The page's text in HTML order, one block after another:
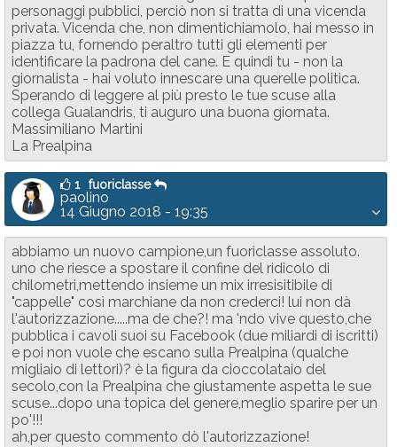
personaggi pubblici, perciò non si tratta di una vicenda
privata. Vicenda che, non dimentichiamolo, hai messo in
piazza tu, fornendo peraltro tutti gli elementi per
identificare la padrona del cane. E quindi tu - non la
giornalista - hai voluto innescare una querelle politica.
Sperando di leggere al più presto le tue scuse alla
collega Gualandris, ti auguro una buona giornata.
Massimiliano Martini
La Prealpina
1 fuoriclasse
paolino
14 Giugno 2018 - 19:35
abbiamo un nuovo campione,un fuoriclasse assoluto.
uno che riesce a spostare il confine del ridicolo di
chilometri,mettendo insieme un mix irresisitibile di
"cappelle" così marchiane da non crederci! lui non dà
l'autorizzazione.....ma de che?! ma 'ndo vive questo,che
pubblica i cavoli suoi su Facebook (due miliardi di iscritti)
e poi non vuole che escano sulla Prealpina (qualche
migliaio di lettori)? è la figura da cioccolataio del
secolo,con la Prealpina che giustamente aspetta le sue
scuse...dopo una topica del genere,meglio sparire per un
po'!!!
ah,per questo commento dò l'autorizzazione!